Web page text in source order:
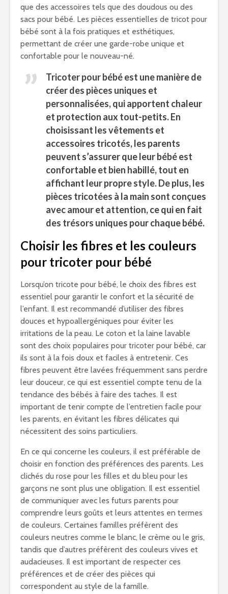
que des accessoires tels que des doudous ou des
sacs pour bébé. Les pièces essentielles de tricot pour
bébé sont à la fois pratiques et esthétiques,
permettant de créer une garde-robe unique et
confortable pour le nouveau-né.
Tricoter pour bébé est une manière de
créer des pièces uniques et
personnalisées, qui apportent chaleur
et protection aux tout-petits. En
choisissant les vêtements et
accessoires tricotés, les parents
peuvent s’assurer que leur bébé est
confortable et bien habillé, tout en
affichant leur propre style. De plus, les
pièces tricotées à la main sont conçues
avec amour et attention, ce qui en fait
des trésors uniques pour chaque bébé.
Choisir les fibres et les couleurs
pour tricoter pour bébé
Lorsqu’on tricote pour bébé, le choix des fibres est
essentiel pour garantir le confort et la sécurité de
l’enfant. Il est recommandé d’utiliser des fibres
douces et hypoallergéniques pour éviter les
irritations de la peau. Le coton et la laine lavable
sont des choix populaires pour tricoter pour bébé, car
ils sont à la fois doux et faciles à entretenir. Ces
fibres peuvent être lavées fréquemment sans perdre
leur douceur, ce qui est essentiel compte tenu de la
tendance des bébés à faire des taches. Il est
important de tenir compte de l’entretien facile pour
les parents, en évitant les fibres délicates qui
nécessitent des soins particuliers.
En ce qui concerne les couleurs, il est préférable de
choisir en fonction des préférences des parents. Les
clichés du rose pour les filles et du bleu pour les
garçons ne sont plus une obligation. Il est essentiel
de communiquer avec les futurs parents pour
comprendre leurs goûts et leurs attentes en termes
de couleurs. Certaines familles préfèrent des
couleurs neutres comme le blanc, le crème ou le gris,
tandis que d’autres préfèrent des couleurs vives et
audacieuses. Il est important de respecter ces
préférences et de créer des pièces qui
correspondent au style de la famille.